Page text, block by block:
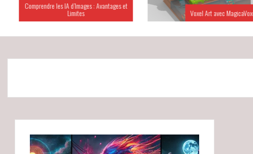
Comprendre les IA d’Images : Avantages et
Limites Voxel Art avec MagicaVoxel